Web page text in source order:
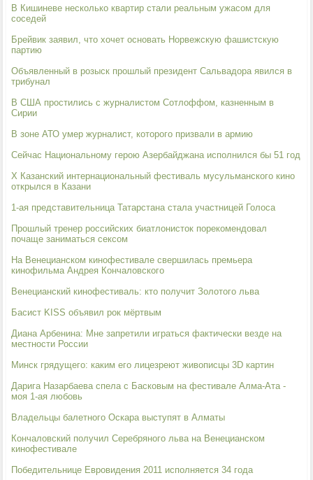
В Кишиневе несколько квартир стали реальным ужасом для
соседей
Брейвик заявил, что хочет основать Норвежскую фашистскую
партию
Объявленный в розыск прошлый президент Сальвадора явился в
трибунал
В США простились с журналистом Сотлоффом, казненным в
Сирии
В зоне АТО умер журналист, которого призвали в армию
Сейчас Национальному герою Азербайджана исполнился бы 51 год
X Казанский интернациональный фестиваль мусульманского кино
открылся в Казани
1-ая представительница Татарстана стала участницей Голоса
Прошлый тренер российских биатлонисток порекомендовал
почаще заниматься сексом
На Венецианском кинофестивале свершилась премьера
кинофильма Андрея Кончаловского
Венецианский кинофестиваль: кто получит Золотого льва
Басист KISS объявил рок мёртвым
Диана Арбенина: Мне запретили играться фактически везде на
местности России
Минск грядущего: каким его лицезреют живописцы 3D картин
Дарига Назарбаева спела с Басковым на фестивале Алма-Ата -
моя 1-ая любовь
Владельцы балетного Оскара выступят в Алматы
Кончаловский получил Серебряного льва на Венецианском
кинофестивале
Победительнице Евровидения 2011 исполняется 34 года